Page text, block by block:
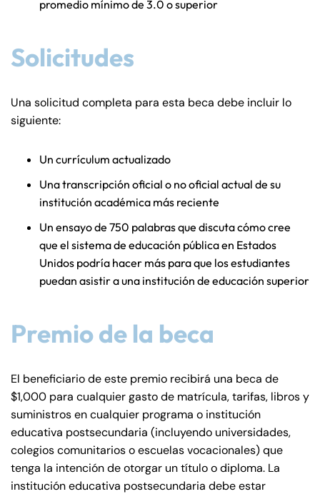
promedio mínimo de 3.0 o superior
Solicitudes
Una solicitud completa para esta beca debe incluir lo
siguiente:
Un currículum actualizado
Una transcripción oficial o no oficial actual de su
institución académica más reciente
Un ensayo de 750 palabras que discuta cómo cree
que el sistema de educación pública en Estados
Unidos podría hacer más para que los estudiantes
puedan asistir a una institución de educación superior
Premio de la beca
El beneficiario de este premio recibirá una beca de
$1,000 para cualquier gasto de matrícula, tarifas, libros y
suministros en cualquier programa o institución
educativa postsecundaria (incluyendo universidades,
colegios comunitarios o escuelas vocacionales) que
tenga la intención de otorgar un título o diploma. La
institución educativa postsecundaria debe estar
Tuesday
Wednesday
Thursday
PM
Sunday
Closed
Tuesday
Wednesday
Thursday
PM
Sunday
Closed